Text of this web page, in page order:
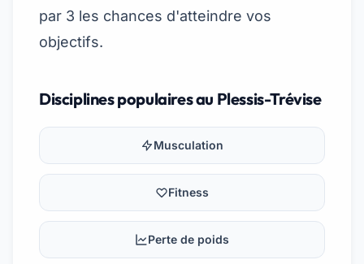
par 3 les chances d'atteindre vos
objectifs.
Disciplines populaires au Plessis-Trévise
Musculation
Fitness
Perte de poids